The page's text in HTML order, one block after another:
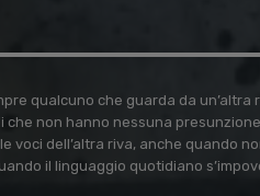
qualcuno che guarda da
che non hanno nessuna
voci dell’altra riva, anche quando
il linguaggio quotidiano